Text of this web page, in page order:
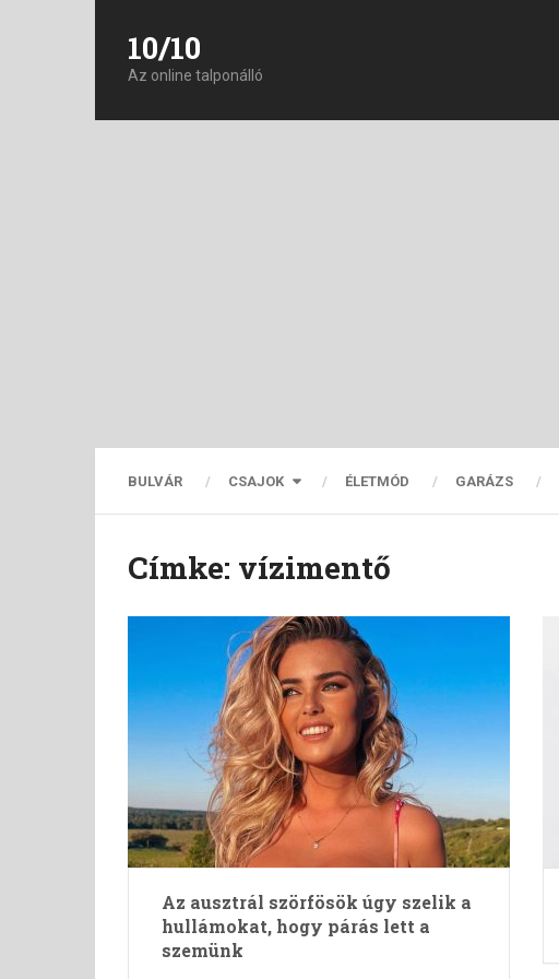
10/10
Az online talponálló
BULVÁR CSAJOK ÉLETMÓD GARÁZS
Címke: vízimentő
Az ausztrál szörfösök úgy szelik a
hullámokat, hogy párás lett a
szemünk